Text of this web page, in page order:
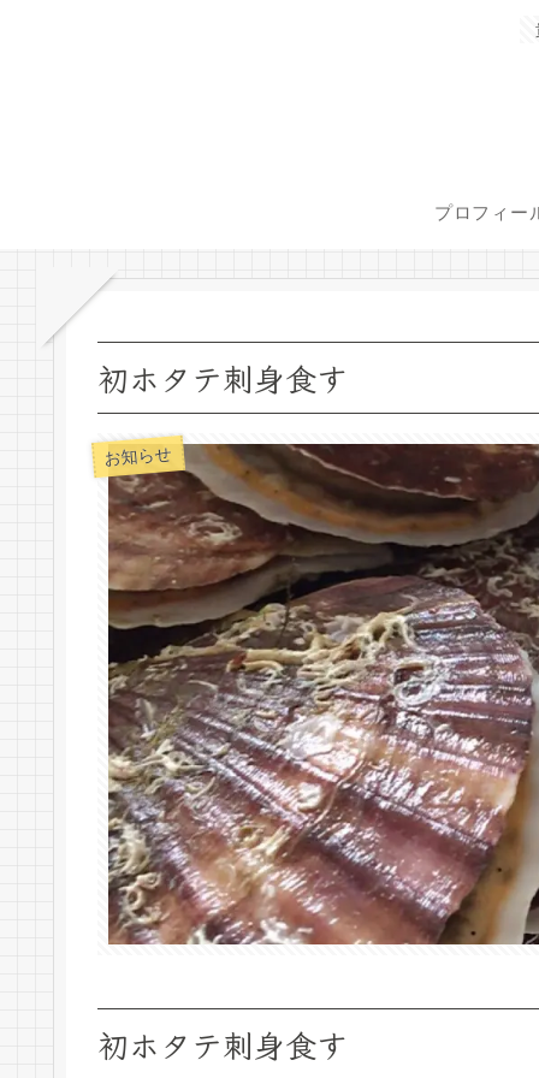
プロフィー
初ホタテ刺身食す
お知らせ
初ホタテ刺身食す